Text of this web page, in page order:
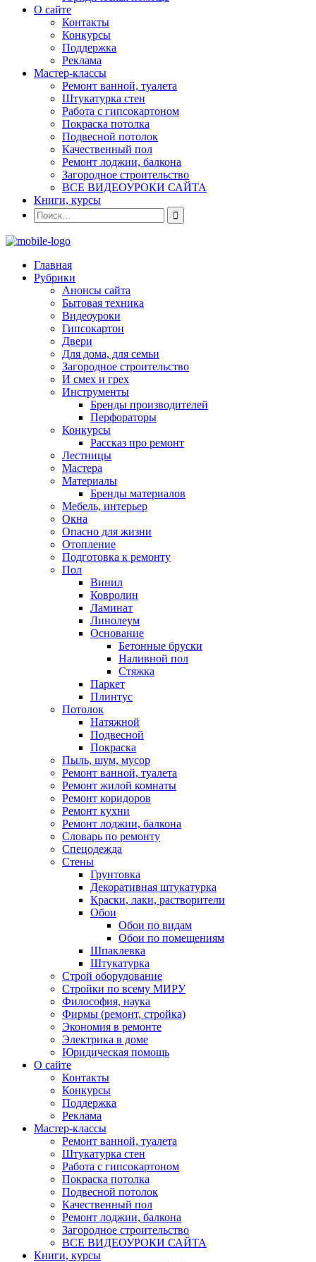
О сайте
Контакты
Конкурсы
Поддержка
Реклама
Мастер-классы
Ремонт ванной, туалета
Штукатурка стен
Работа с гипсокартоном
Покраска потолка
Подвесной потолок
Качественный пол
Ремонт лоджии, балкона
Загородное строительство
ВСЕ ВИДЕОУРОКИ САЙТА
Книги, курсы
Главная
Рубрики
Анонсы сайта
Бытовая техника
Видеоуроки
Гипсокартон
Двери
Для дома, для семьи
Загородное строительство
И смех и грех
Инструменты
Бренды производителей
Перфораторы
Конкурсы
Рассказ про ремонт
Лестницы
Мастера
Материалы
Бренды материалов
Мебель, интерьер
Окна
Опасно для жизни
Отопление
Подготовка к ремонту
Пол
Винил
Ковролин
Ламинат
Линолеум
Основание
Бетонные бруски
Наливной пол
Стяжка
Паркет
Плинтус
Потолок
Натяжной
Подвесной
Покраска
Пыль, шум, мусор
Ремонт ванной, туалета
Ремонт жилой комнаты
Ремонт коридоров
Ремонт кухни
Ремонт лоджии, балкона
Словарь по ремонту
Спецодежда
Стены
Грунтовка
Декоративная штукатурка
Краски, лаки, растворители
Обои
Обои по видам
Обои по помещениям
Шпаклевка
Штукатурка
Строй оборудование
Стройки по всему МИРУ
Философия, наука
Фирмы (ремонт, стройка)
Экономия в ремонте
Электрика в доме
Юридическая помощь
О сайте
Контакты
Конкурсы
Поддержка
Реклама
Мастер-классы
Ремонт ванной, туалета
Штукатурка стен
Работа с гипсокартоном
Покраска потолка
Подвесной потолок
Качественный пол
Ремонт лоджии, балкона
Загородное строительство
ВСЕ ВИДЕОУРОКИ САЙТА
Книги, курсы